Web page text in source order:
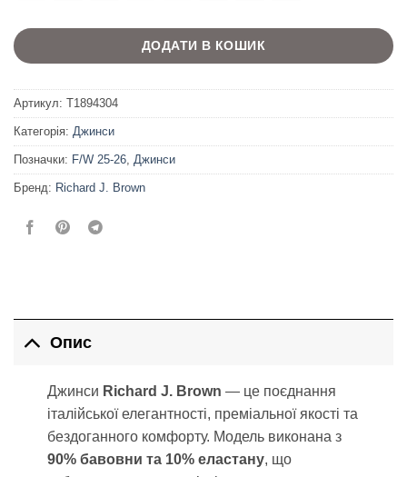
ДОДАТИ В КОШИК
Артикул: T1894304
Категорія: Джинси
Позначки: F/W 25-26, Джинси
Бренд: Richard J. Brown
Опис
Джинси Richard J. Brown — це поєднання
італійської елегантності, преміальної якості та
бездоганного комфорту. Модель виконана з
90% бавовни та 10% еластану, що